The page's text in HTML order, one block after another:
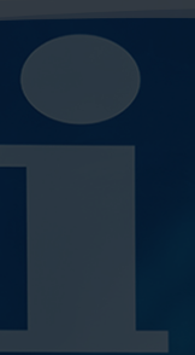
Auslandsmessen
und Transferprojekt
Umweltschutz